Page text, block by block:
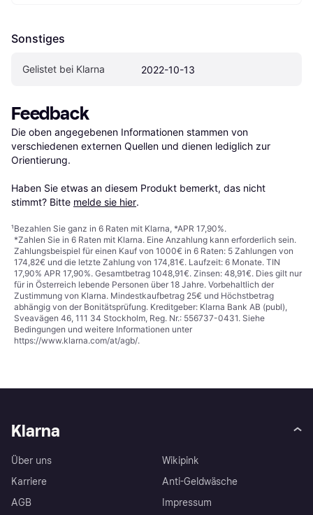
Sonstiges
Gelistet bei Klarna 2022-10-13
Feedback
Die oben angegebenen Informationen stammen von
verschiedenen externen Quellen und dienen lediglich zur
Orientierung.
Haben Sie etwas an diesem Produkt bemerkt, das nicht
stimmt? Bitte melde sie hier.
¹Bezahlen Sie ganz in 6 Raten mit Klarna, *APR 17,90%.
*Zahlen Sie in 6 Raten mit Klarna. Eine Anzahlung kann erforderlich sein.
Zahlungsbeispiel für einen Kauf von 1000€ in 6 Raten: 5 Zahlungen von
174,82€ und die letzte Zahlung von 174,81€. Laufzeit: 6 Monate. TIN
17,90% APR 17,90%. Gesamtbetrag 1048,91€. Zinsen: 48,91€. Dies gilt nur
für in Österreich lebende Personen über 18 Jahre. Vorbehaltlich der
Zustimmung von Klarna. Mindestkaufbetrag 25€ und Höchstbetrag
abhängig von der Bonitätsprüfung. Kreditgeber: Klarna Bank AB (publ),
Sveavägen 46, 111 34 Stockholm, Reg. Nr.: 556737-0431. Siehe
Bedingungen und weitere Informationen unter
https://www.klarna.com/at/agb/.
Klarna
Über uns
Karriere
AGB
Wikipink
Anti-Geldwäsche
Impressum